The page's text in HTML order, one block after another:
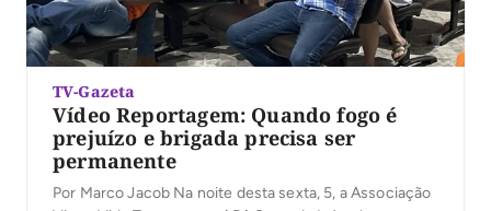
TV-Gazeta
Vídeo Reportagem: Quando fogo é
prejuízo e brigada precisa ser
permanente
Por Marco Jacob Na noite desta sexta, 5, a Associação